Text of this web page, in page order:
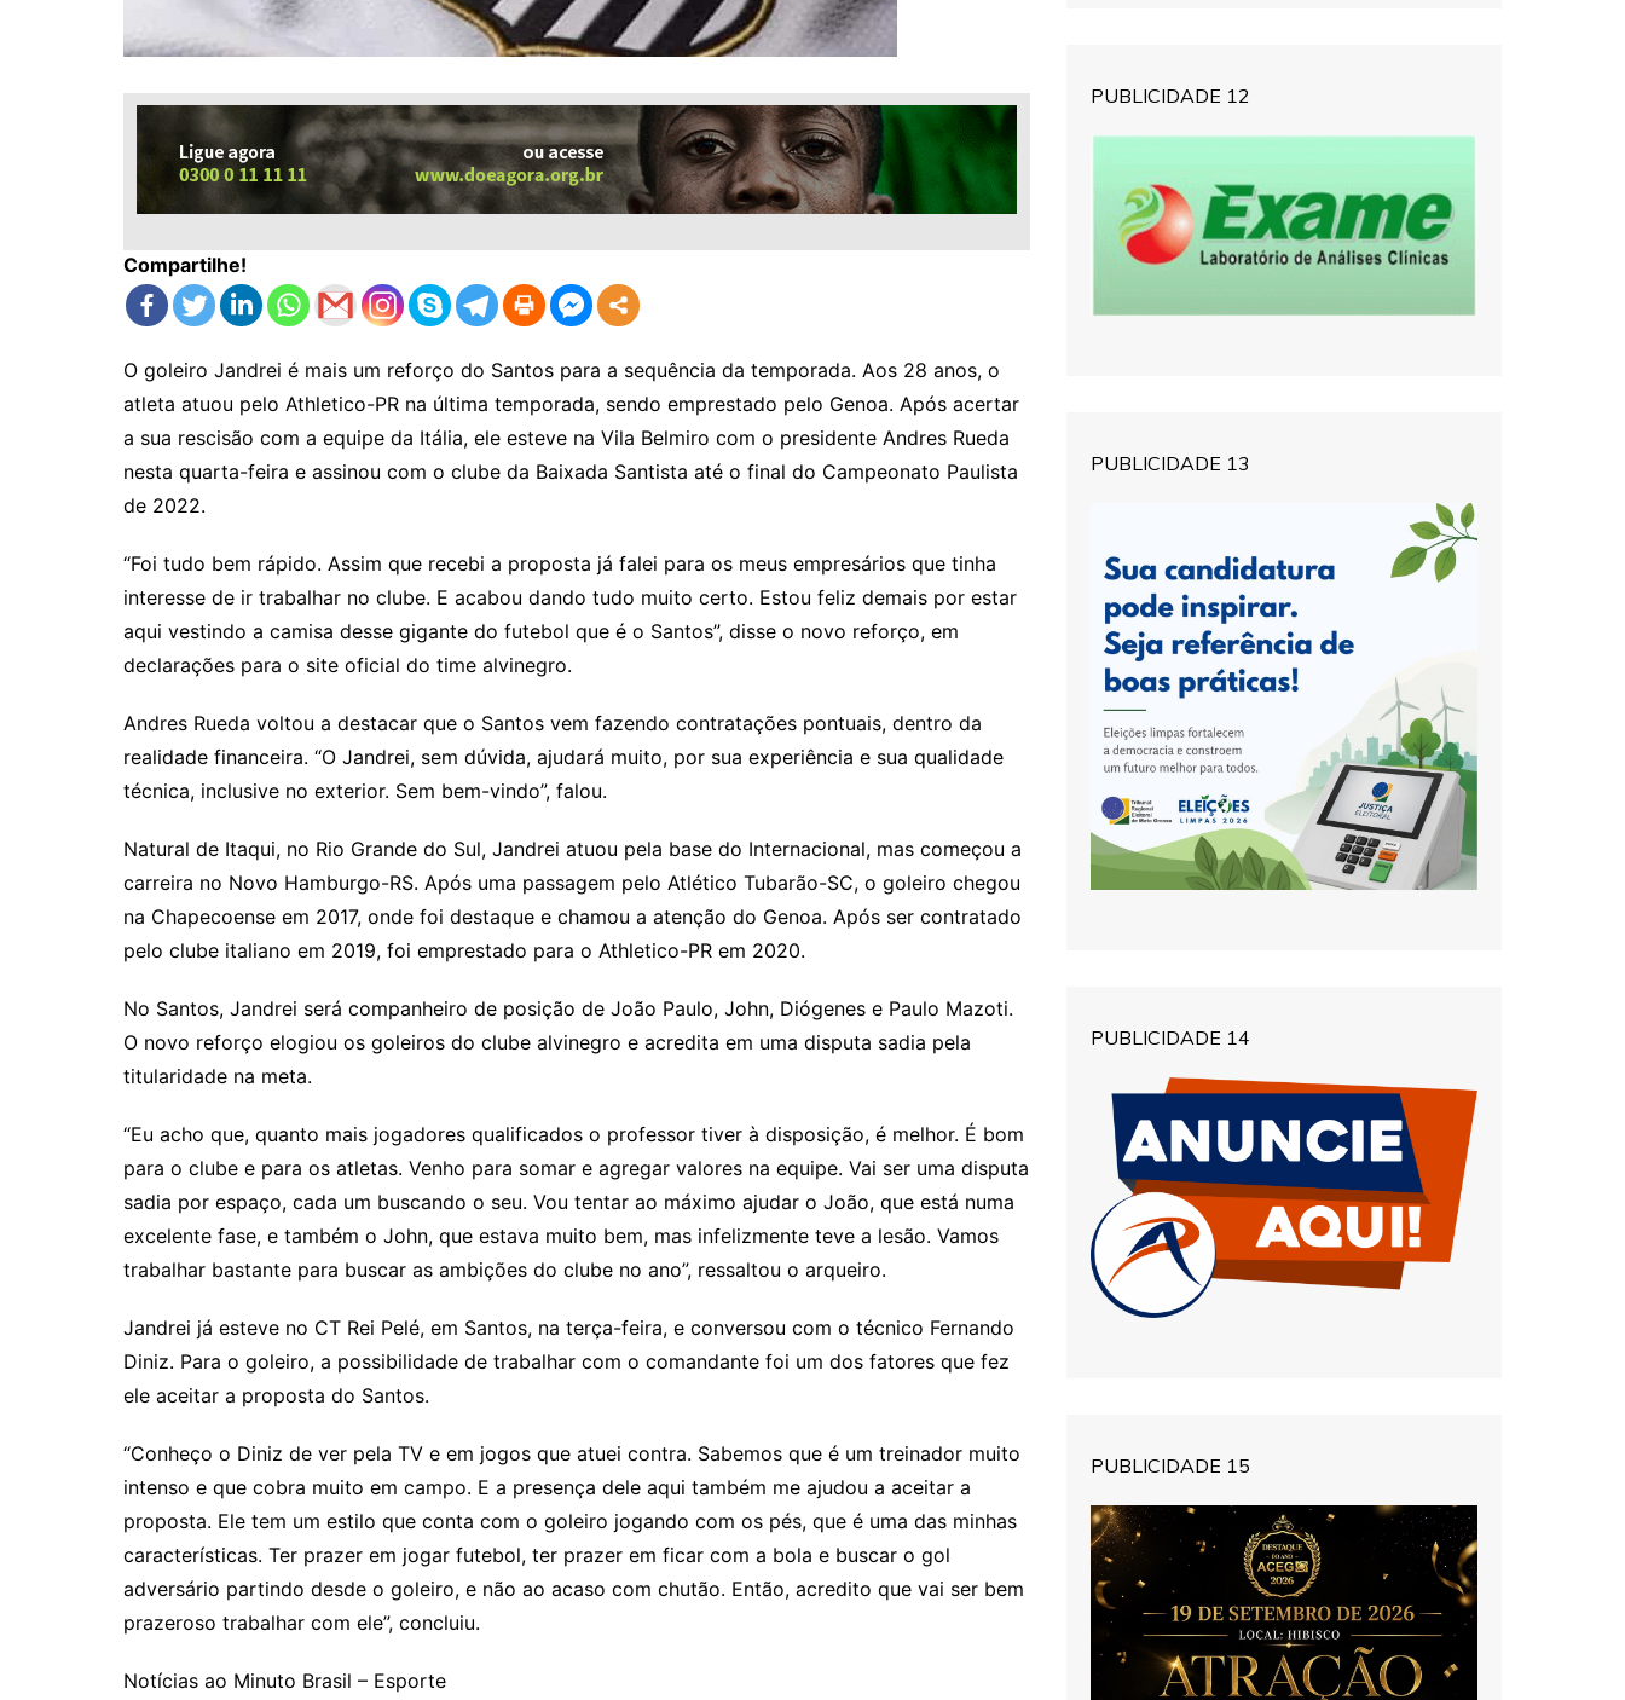
Compartilhe!
O goleiro Jandrei é mais um reforço do Santos para a sequência da temporada. Aos 28 anos, o
atleta atuou pelo Athletico-PR na última temporada, sendo emprestado pelo Genoa. Após acertar
a sua rescisão com a equipe da Itália, ele esteve na Vila Belmiro com o presidente Andres Rueda
nesta quarta-feira e assinou com o clube da Baixada Santista até o final do Campeonato Paulista
de 2022.
“Foi tudo bem rápido. Assim que recebi a proposta já falei para os meus empresários que tinha
interesse de ir trabalhar no clube. E acabou dando tudo muito certo. Estou feliz demais por estar
aqui vestindo a camisa desse gigante do futebol que é o Santos”, disse o novo reforço, em
declarações para o site oficial do time alvinegro.
Andres Rueda voltou a destacar que o Santos vem fazendo contratações pontuais, dentro da
realidade financeira. “O Jandrei, sem dúvida, ajudará muito, por sua experiência e sua qualidade
técnica, inclusive no exterior. Sem bem-vindo”, falou.
Natural de Itaqui, no Rio Grande do Sul, Jandrei atuou pela base do Internacional, mas começou a
carreira no Novo Hamburgo-RS. Após uma passagem pelo Atlético Tubarão-SC, o goleiro chegou
na Chapecoense em 2017, onde foi destaque e chamou a atenção do Genoa. Após ser contratado
pelo clube italiano em 2019, foi emprestado para o Athletico-PR em 2020.
No Santos, Jandrei será companheiro de posição de João Paulo, John, Diógenes e Paulo Mazoti.
O novo reforço elogiou os goleiros do clube alvinegro e acredita em uma disputa sadia pela
titularidade na meta.
“Eu acho que, quanto mais jogadores qualificados o professor tiver à disposição, é melhor. É bom
para o clube e para os atletas. Venho para somar e agregar valores na equipe. Vai ser uma disputa
sadia por espaço, cada um buscando o seu. Vou tentar ao máximo ajudar o João, que está numa
excelente fase, e também o John, que estava muito bem, mas infelizmente teve a lesão. Vamos
trabalhar bastante para buscar as ambições do clube no ano”, ressaltou o arqueiro.
Jandrei já esteve no CT Rei Pelé, em Santos, na terça-feira, e conversou com o técnico Fernando
Diniz. Para o goleiro, a possibilidade de trabalhar com o comandante foi um dos fatores que fez
ele aceitar a proposta do Santos.
“Conheço o Diniz de ver pela TV e em jogos que atuei contra. Sabemos que é um treinador muito
intenso e que cobra muito em campo. E a presença dele aqui também me ajudou a aceitar a
proposta. Ele tem um estilo que conta com o goleiro jogando com os pés, que é uma das minhas
características. Ter prazer em jogar futebol, ter prazer em ficar com a bola e buscar o gol
adversário partindo desde o goleiro, e não ao acaso com chutão. Então, acredito que vai ser bem
prazeroso trabalhar com ele”, concluiu.
Notícias ao Minuto Brasil – Esporte
PUBLICIDADE 12
PUBLICIDADE 13
PUBLICIDADE 14
PUBLICIDADE 15